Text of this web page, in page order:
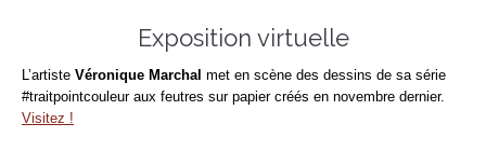
Exposition virtuelle
L’artiste Véronique Marchal met en scène des dessins de sa série
#traitpointcouleur aux feutres sur papier créés en novembre dernier.
Visitez !